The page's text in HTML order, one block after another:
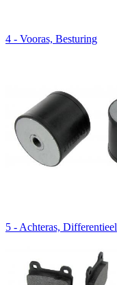
4 - Vooras, Besturing
5 - Achteras, Differentieel